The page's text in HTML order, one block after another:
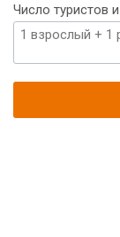
Число туристов